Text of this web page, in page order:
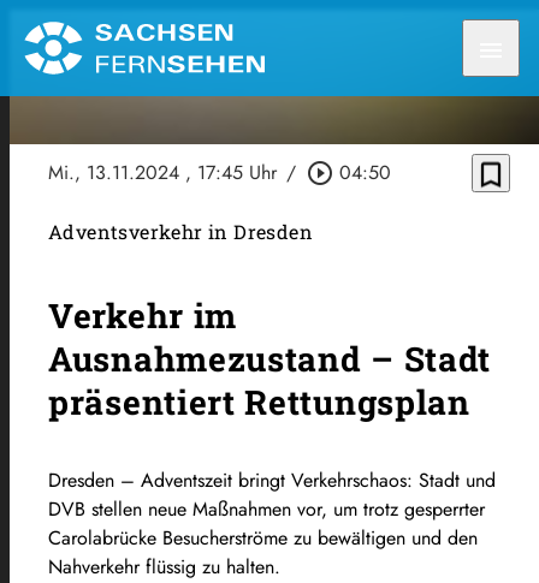
Mi., 13.11.2024 , 17:45 Uhr / play_circle_outline 04:50 bookmark_border
Adventsverkehr in Dresden
Verkehr im
Ausnahmezustand – Stadt
präsentiert Rettungsplan
Dresden – Adventszeit bringt Verkehrschaos: Stadt und
DVB stellen neue Maßnahmen vor, um trotz gesperrter
Carolabrücke Besucherströme zu bewältigen und den
Nahverkehr flüssig zu halten.